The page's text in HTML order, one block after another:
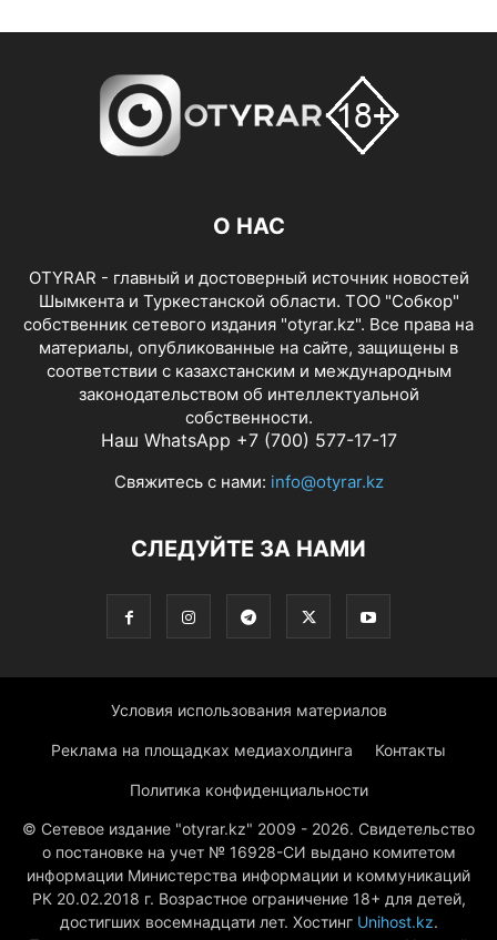
О НАС
OTYRAR - главный и достоверный источник новостей
Шымкента и Туркестанской области. ТОО "Собкор"
собственник сетевого издания "otyrar.kz". Все права на
материалы, опубликованные на сайте, защищены в
соответствии с казахстанским и международным
законодательством об интеллектуальной
собственности.
Наш WhatsApp +7 (700) 577-17-17
Свяжитесь с нами: info@otyrar.kz
СЛЕДУЙТЕ ЗА НАМИ
Условия использования материалов
Реклама на площадках медиахолдинга Контакты
Политика конфиденциальности
© Сетевое издание "otyrar.kz" 2009 - 2026. Свидетельство
о постановке на учет № 16928-СИ выдано комитетом
информации Министерства информации и коммуникаций
РК 20.02.2018 г. Возрастное ограничение 18+ для детей,
достигших восемнадцати лет. Хостинг Unihost.kz.